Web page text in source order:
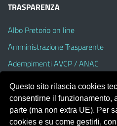
TRASPARENZA
Albo Pretorio on line
Amministrazione Trasparente
Adempimenti AVCP / ANAC
Dichiarazione di accessibilità
Questo sito rilascia cookies
consentirne il funzionamento,
parte (ma non extra UE). Per
cookies e su come gestirli,